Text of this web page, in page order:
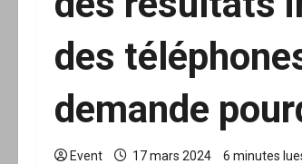
des
demande
Event 17 mars 2024 6 minutes